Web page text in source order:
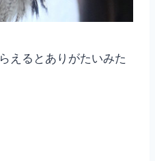
えるとありがたいみた